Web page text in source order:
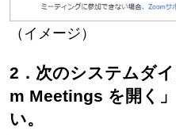
（イメージ）
2．次のシステムダ
m Meetings を開く
い。